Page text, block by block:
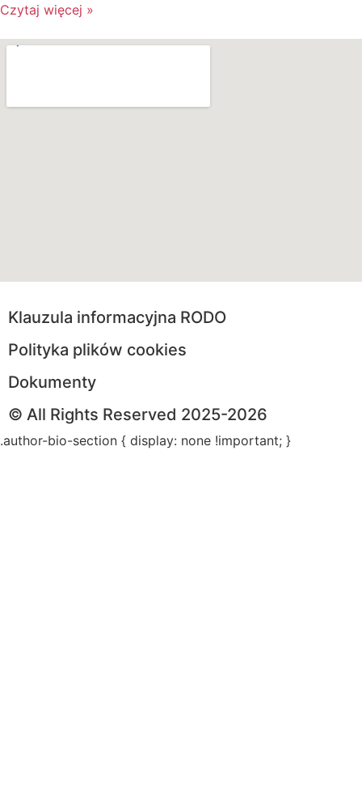
Czytaj więcej »
Klauzula informacyjna RODO
Polityka plików cookies
Dokumenty
© All Rights Reserved 2025-2026
.author-bio-section { display: none !important; }